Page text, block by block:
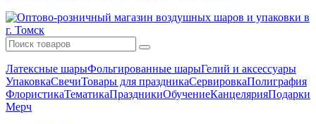
Латексные шарыФольгированные шарыГелий и аксессуары
УпаковкаСвечиТовары для праздникаСервировкаПолиграфия
ФлористикаТематикаПраздникиОбучениеКанцелярияПодарки
Мерч